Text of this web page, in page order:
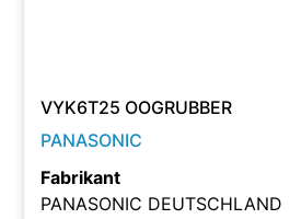
VYK6T25 OOGRUBBER
PANASONIC
Fabrikant
PANASONIC DEUTSCHLAND